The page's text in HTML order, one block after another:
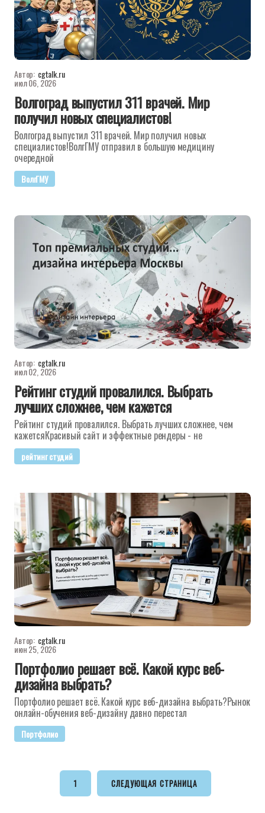
Автор: cgtalk.ru
июл 06, 2026
Волгоград выпустил 311 врачей. Мир
получил новых специалистов!
Волгоград выпустил 311 врачей. Мир получил новых
специалистов!ВолгГМУ отправил в большую медицину
очередной
ВолгГМУ
Автор: cgtalk.ru
июл 02, 2026
Рейтинг студий провалился. Выбрать
лучших сложнее, чем кажется
Рейтинг студий провалился. Выбрать лучших сложнее, чем
кажетсяКрасивый сайт и эффектные рендеры - не
рейтинг студий
Автор: cgtalk.ru
июн 25, 2026
Портфолио решает всё. Какой курс веб-
дизайна выбрать?
Портфолио решает всё. Какой курс веб-дизайна выбрать?Рынок
онлайн-обучения веб-дизайну давно перестал
Портфолио
1 СЛЕДУЮЩАЯ СТРАНИЦА